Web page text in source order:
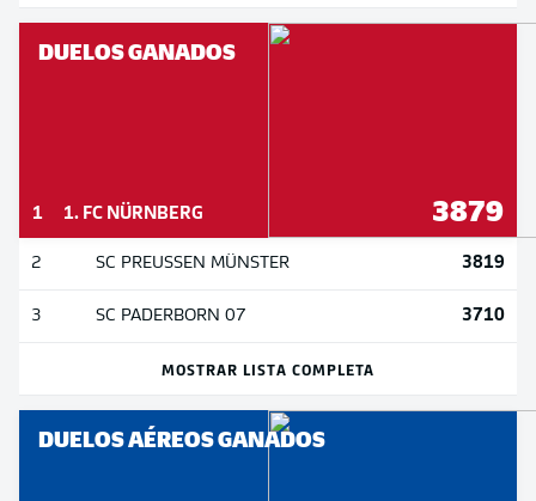
DUELOS GANADOS
1 1. FC NÜRNBERG 3879
2 SC PREUSSEN MÜNSTER 3819
3 SC PADERBORN 07 3710
MOSTRAR LISTA COMPLETA
DUELOS AÉREOS GANADOS